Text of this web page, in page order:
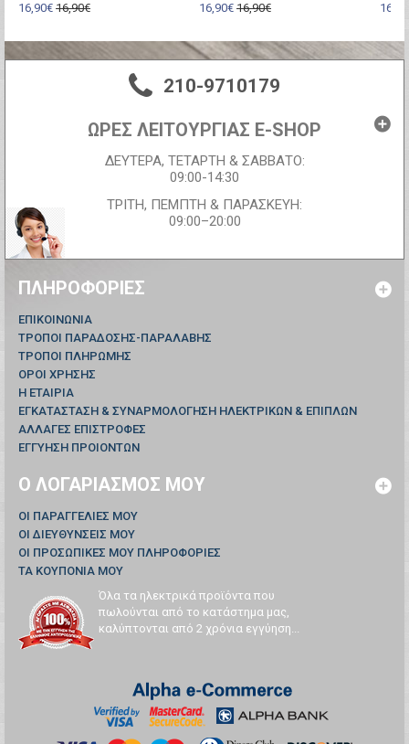
16,90€ 16,90€ 16,90€ 16,90€
210-9710179
ΩΡΕΣ ΛΕΙΤΟΥΡΓΙΑΣ E-SHOP
ΔΕΥΤΕΡΑ, ΤΕΤΑΡΤΗ & ΣΑΒΒΑΤΟ:
09:00-14:30
ΤΡΙΤΗ, ΠΕΜΠΤΗ & ΠΑΡΑΣΚΕΥΗ:
09:00–20:00
ΠΛΗΡΟΦΟΡΊΕΣ
ΕΠΙΚΟΙΝΩΝΊΑ
ΤΡΟΠΟΙ ΠΑΡΑΔΟΣΗΣ-ΠΑΡΑΛΑΒΗΣ
ΤΡΟΠΟΙ ΠΛΗΡΩΜΗΣ
ΟΡΟΙ ΧΡΗΣΗΣ
Η ΕΤΑΙΡΙΑ
ΕΓΚΑΤΑΣΤΑΣΗ & ΣΥΝΑΡΜΟΛΟΓΗΣΗ ΗΛΕΚΤΡΙΚΩΝ & ΕΠΙΠΛΩΝ
ΑΛΛΑΓΕΣ ΕΠΙΣΤΡΟΦΕΣ
ΕΓΓΥΗΣΗ ΠΡΟΙΟΝΤΩΝ
Ο ΛΟΓΑΡΙΑΣΜΌΣ ΜΟΥ
ΟΙ ΠΑΡΑΓΓΕΛΊΕΣ ΜΟΥ
ΟΙ ΔΙΕΥΘΎΝΣΕΙΣ ΜΟΥ
ΟΙ ΠΡΟΣΩΠΙΚΈΣ ΜΟΥ ΠΛΗΡΟΦΟΡΊΕΣ
ΤΑ ΚΟΥΠΌΝΙΑ ΜΟΥ
Όλα τα ηλεκτρικά προϊόντα που
πωλούνται από το κατάστημα μας,
καλύπτονται από 2 χρόνια εγγύηση...